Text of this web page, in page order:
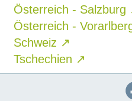
Österreich - Salzburg
Österreich -
Schweiz ↗
Tschechien ↗